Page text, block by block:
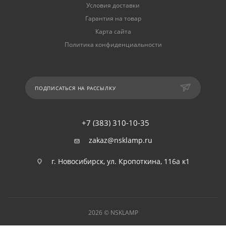
Условия доставки
Гарантия на товар
Карта сайта
Политика конфиденциальности
ПОДПИСАТЬСЯ НА РАССЫЛКУ
+7 (383) 310-10-35
zakaz@nsklamp.ru
г. Новосибирск, ул. Кропоткина, 116а к1
2026 © NSKLAMP